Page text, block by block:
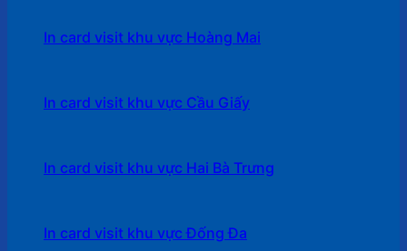
In card visit khu vực Hoàng Mai
In card visit khu vực Cầu Giấy
In card visit khu vực Hai Bà Trưng
In card visit khu vực Đống Đa